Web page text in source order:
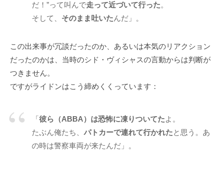
だ！”って叫んで走って近づいて行った。
そして、 そのまま吐いたんだ」。
この出来事が冗談だったのか、あるいは本気のリアクション
だったのかは、当時のシド・ヴィシャスの言動からは判断が
つきません。
ですがライドンはこう締めくくっています：
「彼ら（ABBA）は恐怖に凍りついてたよ。
たぶん俺たち、 パトカーで連れて行かれたと思う。あ
の時は警察車両が来たんだ」。